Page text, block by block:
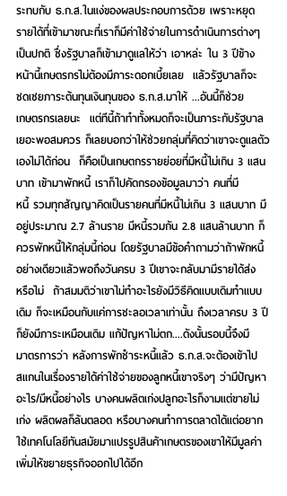
ระทบกับ ธ.ก.ส.ในแง่ของผลประกอบการด้วย เพราะหยุด
รายได้ที่เข้ามาขณะที่เราก็มีค่าใช้จ่ายในการดำเนินการต่างๆ
เป็นปกติ ซึ่งรัฐบาลก็เข้ามาดูแลให้ว่า เอาหล่ะ ใน 3 ปีข้าง
หน้านี้เกษตรกรไม่ต้องมีภาระดอกเบี้ยเลย  แล้วรัฐบาลก็จะ
ชดเชยภาระต้นทุนเงินทุนของ ธ.ก.ส.มาให้ ...อันนี้ก็ช่วย
เกษตรกรเลยนะ  แต่ทีนี้ถ้าทำทั้งหมดก็จะเป็นภาระกับรัฐบาล
เยอะพอสมควร ก็เลยบอกว่าให้ช่วยกลุ่มที่คิดว่าเขาจะดูแลตัว
เองไม่ได้ก่อน  ก็คือเป็นเกษตกรรายย่อยที่มีหนี้ไม่เกิน 3 แสน
บาท เข้ามาพักหนี้ เราก็ไปคัดกรองข้อมูลมาว่า คนที่มี
หนี้ รวมทุกสัญญาคิดเป็นรายคนที่มีหนี้ไม่เกิน 3 แสนบาท มี
อยู่ประมาณ 2.7 ล้านราย มีหนี้รวมกัน 2.8 แสนล้านบาท ก็
ควรพักหนี้ให้กลุ่มนี้ก่อน โดยรัฐบาลมีข้อคำถามว่าถ้าพักหนี้
อย่างเดียวแล้วพอถึงวันครบ 3 ปีเขาจะกลับมามีรายได้ส่ง
หรือไม่  ถ้าสมมติว่าเขาไม่ทำอะไรยังมีวิธีคิดแบบเดิมทำแบบ
เดิม ก็จะเหมือนกับแค่การชะลอเวลาเท่านั้น ถึงเวลาครบ 3 ปี
ก็ยังมีภาระเหมือนเดิม แก้ปัญหาไม่ตก....ดังนั้นรอบนี้จึงมี
มาตรการว่า หลังการพักชำระหนี้แล้ว ธ.ก.ส.จะต้องเข้าไป
สแกนในเรื่องรายได้ค่าใช้จ่ายของลูกหนี้เขาจริงๆ ว่ามีปัญหา
อะไร/มีหนี้อย่างไร บางคนผลิตเก่งปลูกอะไรก็งามแต่ขายไม่
เก่ง ผลิตผลก็ล้นตลอด หรือบางคนทำการตลาดได้แต่อยาก
ใช้เทคโนโลยีทันสมัยมาแปรรูปสินค้าเกษตรของเขาให้มีมูลค่า
เพิ่มให้ขยายธุรกิจออกไปได้อีก